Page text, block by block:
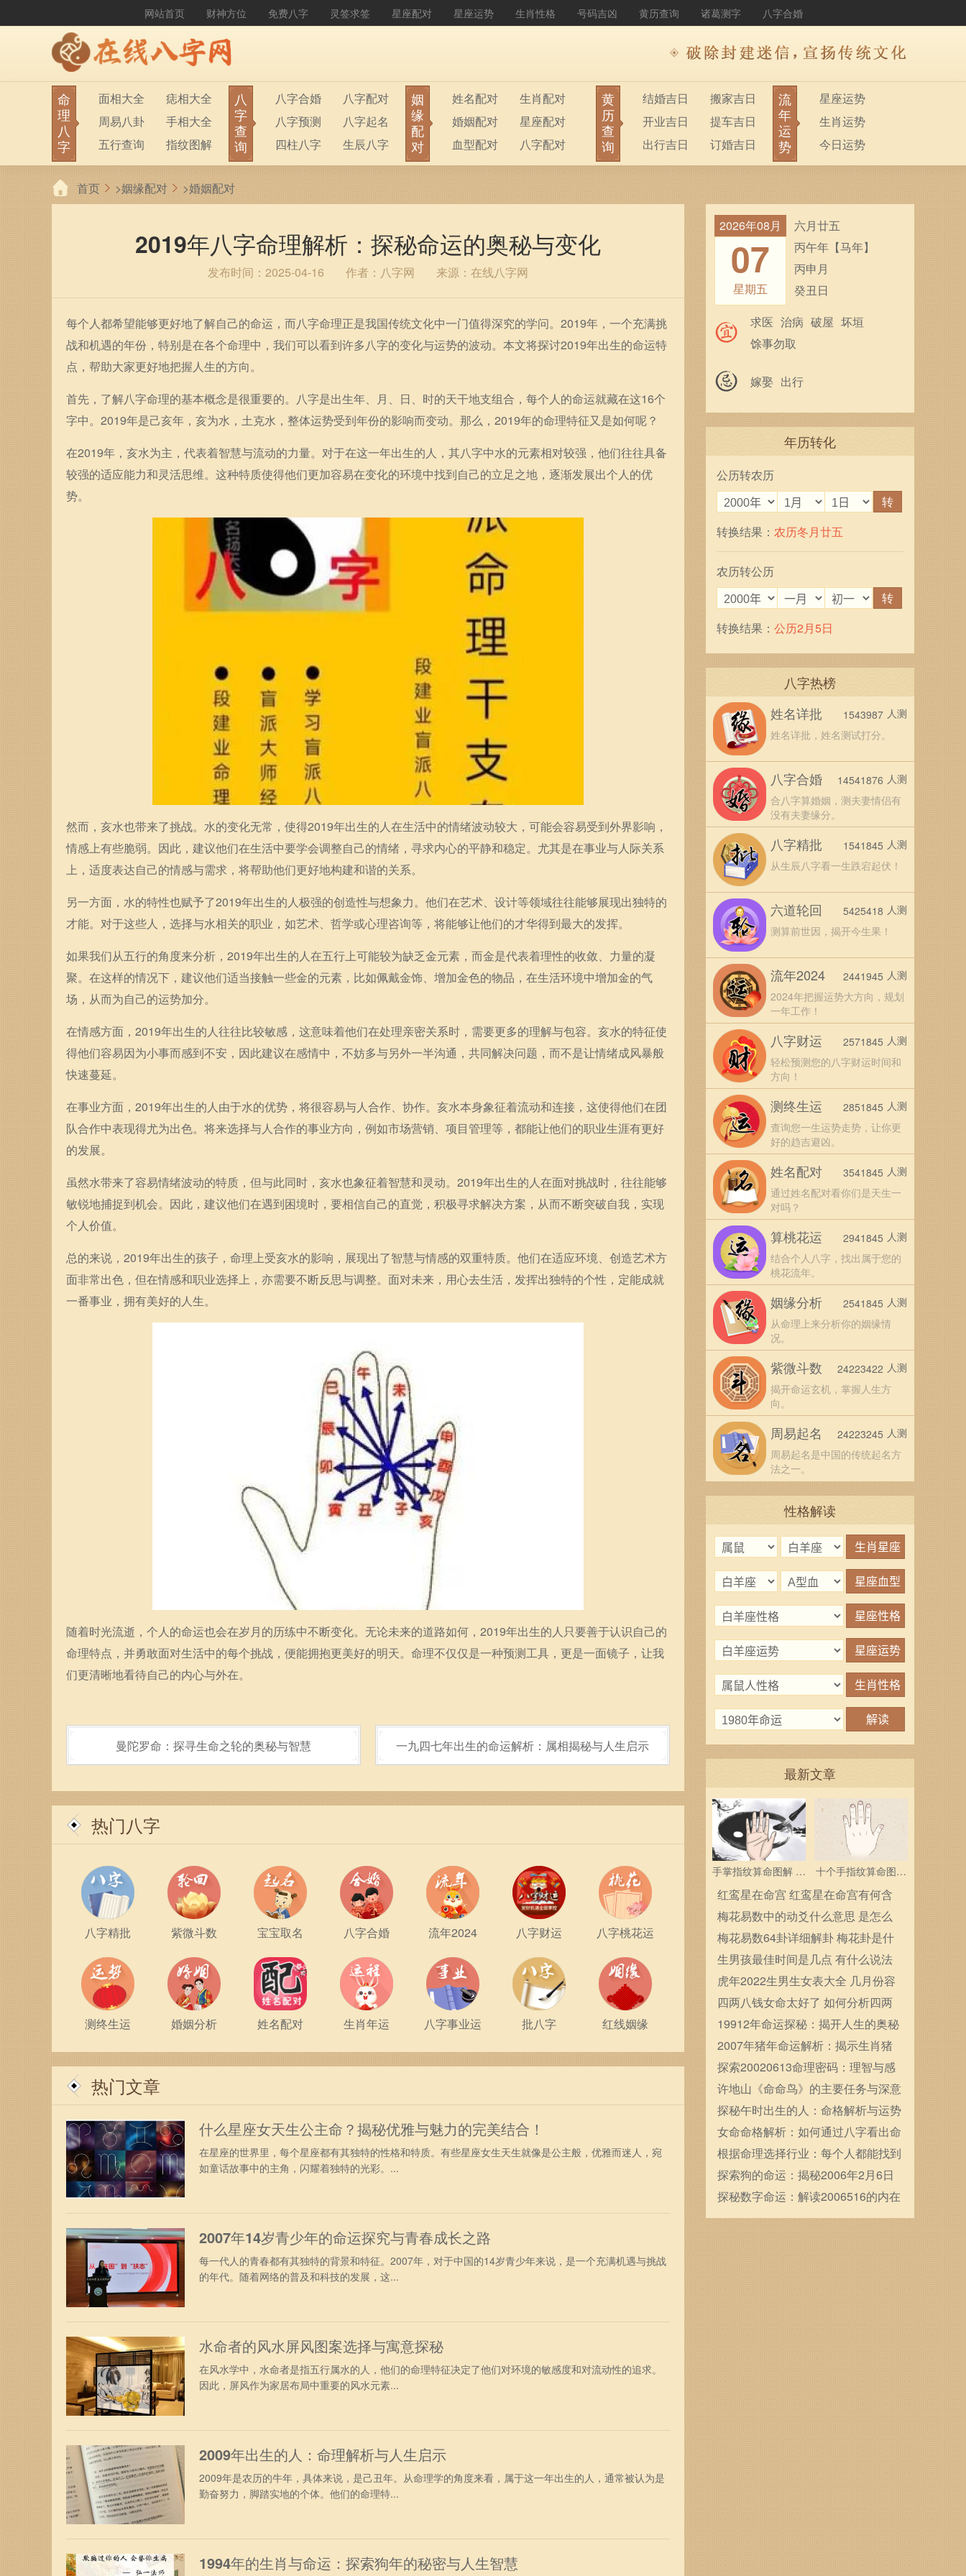
网站首页 财神方位 免费八字 灵签求签 星座配对 星座运势 生肖性格 号码吉凶 黄历查询 诸葛测字 八字合婚
命
理
八
字
面相大全
痣相大全
周易八卦
手相大全
五行查询
指纹图解
生男生女
称骨算命
前世今生
塔罗占卜
八
字
查
询
八字合婚
八字配对
八字预测
八字起名
四柱八字
生辰八字
六十甲子
八字排盘
姻
缘
配
对
姓名配对
生肖配对
婚姻配对
星座配对
血型配对
八字配对
黄
历
查
询
结婚吉日
搬家吉日
开业吉日
提车吉日
出行吉日
订婚吉日
流
年
运
势
星座运势
生肖运势
今日运势
首页 >姻缘配对 >婚姻配对
2019年八字命理解析：探秘命运的奥秘与变化
发布时间：2025-04-16 作者：八字网 来源：在线八字网
每个人都希望能够更好地了解自己的命运，而八字命理正是我国传统文化中一门值得深究的学问。2019年，一个充满挑
战和机遇的年份，特别是在各个命理中，我们可以看到许多八字的变化与运势的波动。本文将探讨2019年出生的命运特
点，帮助大家更好地把握人生的方向。
首先，了解八字命理的基本概念是很重要的。八字是出生年、月、日、时的天干地支组合，每个人的命运就藏在这16个
字中。2019年是己亥年，亥为水，土克水，整体运势受到年份的影响而变动。那么，2019年的命理特征又是如何呢？
在2019年，亥水为主，代表着智慧与流动的力量。对于在这一年出生的人，其八字中水的元素相对较强，他们往往具备
较强的适应能力和灵活思维。这种特质使得他们更加容易在变化的环境中找到自己的立足之地，逐渐发展出个人的优
势。
然而，亥水也带来了挑战。水的变化无常，使得2019年出生的人在生活中的情绪波动较大，可能会容易受到外界影响，
情感上有些脆弱。因此，建议他们在生活中要学会调整自己的情绪，寻求内心的平静和稳定。尤其是在事业与人际关系
上，适度表达自己的情感与需求，将帮助他们更好地构建和谐的关系。
另一方面，水的特性也赋予了2019年出生的人极强的创造性与想象力。他们在艺术、设计等领域往往能够展现出独特的
才能。对于这些人，选择与水相关的职业，如艺术、哲学或心理咨询等，将能够让他们的才华得到最大的发挥。
如果我们从五行的角度来分析，2019年出生的人在五行上可能较为缺乏金元素，而金是代表着理性的收敛、力量的凝
聚。在这样的情况下，建议他们适当接触一些金的元素，比如佩戴金饰、增加金色的物品，在生活环境中增加金的气
场，从而为自己的运势加分。
在情感方面，2019年出生的人往往比较敏感，这意味着他们在处理亲密关系时，需要更多的理解与包容。亥水的特征使
得他们容易因为小事而感到不安，因此建议在感情中，不妨多与另外一半沟通，共同解决问题，而不是让情绪成风暴般
快速蔓延。
在事业方面，2019年出生的人由于水的优势，将很容易与人合作、协作。亥水本身象征着流动和连接，这使得他们在团
队合作中表现得尤为出色。将来选择与人合作的事业方向，例如市场营销、项目管理等，都能让他们的职业生涯有更好
的发展。
虽然水带来了容易情绪波动的特质，但与此同时，亥水也象征着智慧和灵动。2019年出生的人在面对挑战时，往往能够
敏锐地捕捉到机会。因此，建议他们在遇到困境时，要相信自己的直觉，积极寻求解决方案，从而不断突破自我，实现
个人价值。
总的来说，2019年出生的孩子，命理上受亥水的影响，展现出了智慧与情感的双重特质。他们在适应环境、创造艺术方
面非常出色，但在情感和职业选择上，亦需要不断反思与调整。面对未来，用心去生活，发挥出独特的个性，定能成就
一番事业，拥有美好的人生。
随着时光流逝，个人的命运也会在岁月的历练中不断变化。无论未来的道路如何，2019年出生的人只要善于认识自己的
命理特点，并勇敢面对生活中的每个挑战，便能拥抱更美好的明天。命理不仅仅是一种预测工具，更是一面镜子，让我
们更清晰地看待自己的内心与外在。
曼陀罗命：探寻生命之轮的奥秘与智慧 一九四七年出生的命运解析：属相揭秘与人生启示
热门八字
八字精批 紫微斗数 宝宝取名 八字合婚 流年2024 八字财运 八字桃花运
测终生运 婚姻分析 姓名配对 生肖年运 八字事业运 批八字 红线姻缘
热门文章
什么星座女天生公主命？揭秘优雅与魅力的完美结合！
在星座的世界里，每个星座都有其独特的性格和特质。有些星座女生天生就像是公主般，优雅而迷人，宛
如童话故事中的主角，闪耀着独特的光彩。...
2007年14岁青少年的命运探究与青春成长之路
每一代人的青春都有其独特的背景和特征。2007年，对于中国的14岁青少年来说，是一个充满机遇与挑战
的年代。随着网络的普及和科技的发展，这...
水命者的风水屏风图案选择与寓意探秘
在风水学中，水命者是指五行属水的人，他们的命理特征决定了他们对环境的敏感度和对流动性的追求。
因此，屏风作为家居布局中重要的风水元素...
2009年出生的人：命理解析与人生启示
2009年是农历的牛年，具体来说，是己丑年。从命理学的角度来看，属于这一年出生的人，通常被认为是
勤奋努力，脚踏实地的个体。他们的命理特...
1994年的生肖与命运：探索狗年的秘密与人生智慧
2026年08月
07
星期五
六月廿五
丙午年【马年】
丙申月
癸丑日
求医 治病 破屋 坏垣
馀事勿取
嫁娶 出行
年历转化
公历转农历
转
转换结果： 农历冬月廿五
农历转公历
转
转换结果： 公历2月5日
八字热榜
姓名详批
姓名详批，姓名测试打分。
1543987 人测
八字合婚
合八字算婚姻，测夫妻情侣有
没有夫妻缘分。
14541876 人测
八字精批
从生辰八字看一生跌宕起伏！
1541845 人测
六道轮回
测算前世因，揭开今生果！
5425418 人测
流年2024
2024年把握运势大方向，规划
一年工作！
2441945 人测
八字财运
轻松预测您的八字财运时间和
方向！
2571845 人测
测终生运
查询您一生运势走势，让你更
好的趋吉避凶。
2851845 人测
姓名配对
通过姓名配对看你们是天生一
对吗？
3541845 人测
算桃花运
结合个人八字，找出属于您的
桃花流年。
2941845 人测
姻缘分析
从命理上来分析你的姻缘情
况。
2541845 人测
紫微斗数
揭开命运玄机，掌握人生方
向。
24223422 人测
周易起名
周易起名是中国的传统起名方
法之一。
24223245 人测
性格解读
最新文章
手掌指纹算命图解 三
个斗多为中层领导
十个手指纹算命图解
分析指纹算命是什么
红鸾星在命宫 红鸾星在命宫有何含
义
梅花易数中的动爻什么意思 是怎么
确定的
梅花易数64卦详细解卦 梅花卦是什
么
生男孩最佳时间是几点 有什么说法
虎年2022生男生女表大全 几月份容
易生男宝宝
四两八钱女命太好了 如何分析四两
八钱女命
19912年命运探秘：揭开人生的奥秘
与未来的方向
2007年猪年命运解析：揭示生肖猪
的独特魅力与人生道路
探索20020613命理密码：理智与感
性的完美交织
许地山《命命鸟》的主要任务与深意
探讨
探秘午时出生的人：命格解析与运势
展望
女命命格解析：如何通过八字看出命
运轨迹
根据命理选择行业：每个人都能找到
属于自己的职场之路
探索狗的命运：揭秘2006年2月6日
出生犬的性格与运势
探秘数字命运：解读2006516的内在
玄机